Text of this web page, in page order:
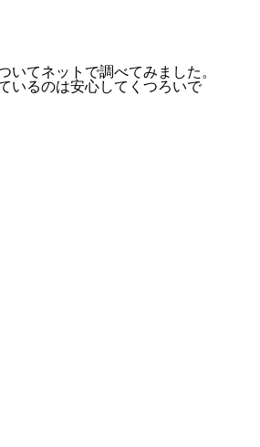
いてネットで調べてみました。
いるのは安心してくつろいで